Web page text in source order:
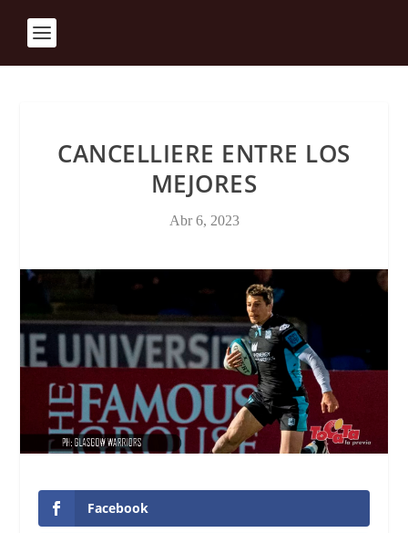
CANCELLIERE ENTRE LOS
MEJORES
Abr 6, 2023
Facebook